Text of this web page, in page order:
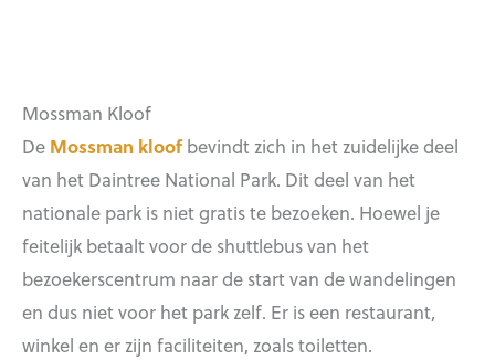
Mossman Kloof
De Mossman kloofbevindt zich in het zuidelijke deel
van het Daintree National Park. Dit deel van het
nationale park is niet gratis te bezoeken. Hoewel je
feitelijk betaalt voor de shuttlebus van het
bezoekerscentrum naar de start van de wandelingen
en dus niet voor het park zelf. Er is een restaurant,
winkel en er zijn faciliteiten, zoals toiletten.